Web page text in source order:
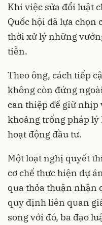
Khi việc sửa đổi luật
Quốc hội đã lựa
thời xử lý những
tiễn.
Theo ông, cách tiếp
không còn đứng
can thiệp để giữ
khoảng trống pháp
hoạt động đầu tư.
Một loạt nghị quyết
cơ chế thực hiện dự
qua thỏa thuận nhận
quy định liên quan
song với đó, ba đạo